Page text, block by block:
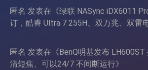
匿名 发表在《绿联 NASync iDX6011
订，酷睿 Ultra 7 255H、双万兆、双雷
匿名 发表在《 BenQ明基发布
清短焦、可以24/7 不间断运行》